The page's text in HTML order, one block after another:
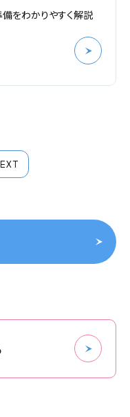
備をわかりやすく解説